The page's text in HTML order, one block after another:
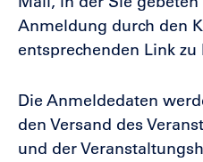
Anmeldung durch den
entsprechenden Link zu
Die Anmeldedaten
den Versand des
und der